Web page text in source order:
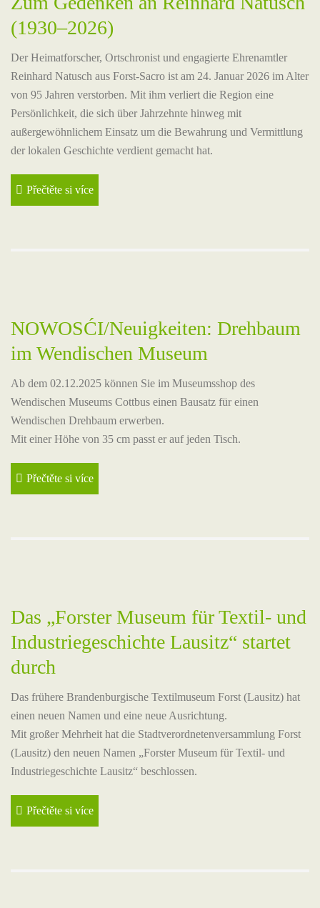
(1930–2026)
Der Heimatforscher, Ortschronist und engagierte Ehrenamtler
Reinhard Natusch aus Forst-Sacro ist am 24. Januar 2026 im Alter
von 95 Jahren verstorben. Mit ihm verliert die Region eine
Persönlichkeit, die sich über Jahrzehnte hinweg mit
außergewöhnlichem Einsatz um die Bewahrung und Vermittlung
der lokalen Geschichte verdient gemacht hat.
Přečtěte si více
NOWOSĆI/Neuigkeiten: Drehbaum
im Wendischen Museum
Ab dem 02.12.2025 können Sie im Museumsshop des
Wendischen Museums Cottbus einen Bausatz für einen
Wendischen Drehbaum erwerben.
Mit einer Höhe von 35 cm passt er auf jeden Tisch.
Přečtěte si více
Das „Forster Museum für Textil- und
Industriegeschichte Lausitz“ startet
durch
Das frühere Brandenburgische Textilmuseum Forst (Lausitz) hat
einen neuen Namen und eine neue Ausrichtung.
Mit großer Mehrheit hat die Stadtverordnetenversammlung Forst
(Lausitz) den neuen Namen „Forster Museum für Textil- und
Industriegeschichte Lausitz“ beschlossen.
Přečtěte si více